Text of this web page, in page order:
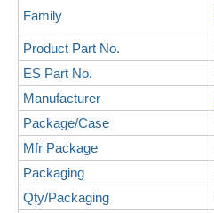
Family
Product Part No.
ES Part No.
Manufacturer
Package/Case
Mfr Package
Packaging
Qty/Packaging